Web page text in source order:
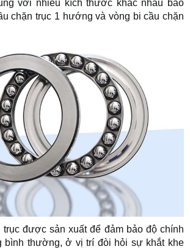
với nhiều kích thước khác nhau bao
chặn trục 1 hướng và vòng bi cầu chặn
được sản xuất để đảm bảo độ chính
bình thường, ở vị trí đòi hỏi sự khắt khe